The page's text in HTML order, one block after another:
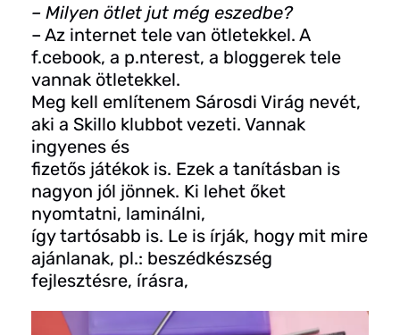
– Milyen ötlet jut még eszedbe?
– Az internet tele van ötletekkel. A
f.cebook, a p.nterest, a bloggerek tele
vannak ötletekkel.
Meg kell említenem Sárosdi Virág nevét,
aki a Skillo klubbot vezeti. Vannak
ingyenes és
fizetős játékok is. Ezek a tanításban is
nagyon jól jönnek. Ki lehet őket
nyomtatni, laminálni,
így tartósabb is. Le is írják, hogy mit mire
ajánlanak, pl.: beszédkészség
fejlesztésre, írásra,